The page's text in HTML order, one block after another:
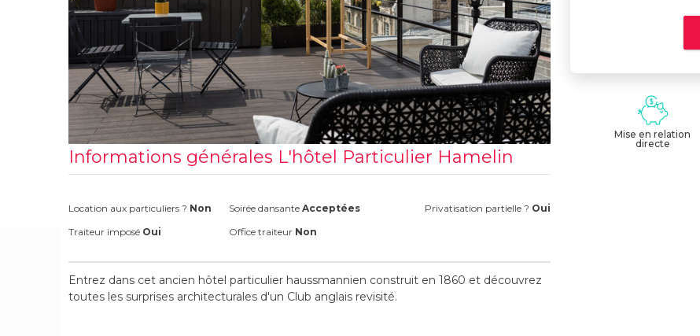
Informations générales L'hôtel Particulier Hamelin
Location aux particuliers ? Non Soirée dansanteAcceptées Privatisation partielle ? Oui
Traiteur imposé Oui Office traiteur Non
Entrez dans cet ancien hôtel particulier haussmannien construit en 1860 et découvrez
toutes les surprises architecturales d'un Club anglais revisité.
Mise en relation
directe